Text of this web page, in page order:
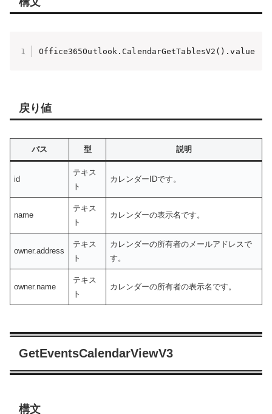
Office365Outlook.CalendarGetTablesV2().value
戻り値
パス 型 説明
id
テキス
ト
カレンダーIDです。
name
テキス
ト
カレンダーの表示名です。
owner.address
テキス
ト
カレンダーの所有者のメールアドレスで
す。
owner.name
テキス
ト
カレンダーの所有者の表示名です。
GetEventsCalendarViewV3
構文